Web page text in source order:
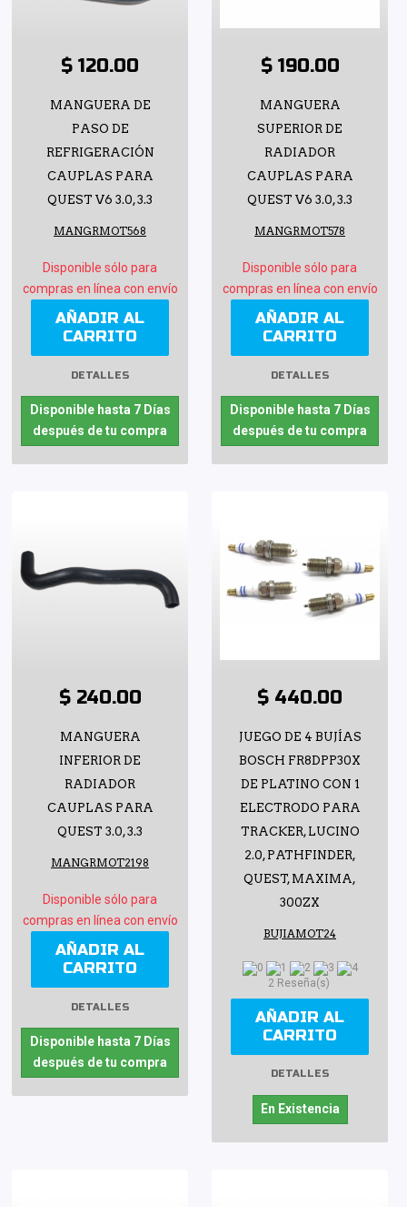
$ 120.00
MANGUERA DE
PASO DE
REFRIGERACIÓN
CAUPLAS PARA
QUEST V6 3.0, 3.3
MANGRMOT568
Disponible sólo para
compras en línea con envío
AÑADIR AL
CARRITO
DETALLES
Disponible hasta 7 Días
después de tu compra
$ 190.00
MANGUERA
SUPERIOR DE
RADIADOR
CAUPLAS PARA
QUEST V6 3.0, 3.3
MANGRMOT578
Disponible sólo para
compras en línea con envío
AÑADIR AL
CARRITO
DETALLES
Disponible hasta 7 Días
después de tu compra
$ 240.00
MANGUERA
INFERIOR DE
RADIADOR
CAUPLAS PARA
QUEST 3.0, 3.3
MANGRMOT2198
Disponible sólo para
compras en línea con envío
AÑADIR AL
CARRITO
DETALLES
Disponible hasta 7 Días
después de tu compra
$ 440.00
JUEGO DE 4 BUJÍAS
BOSCH FR8DPP30X
DE PLATINO CON 1
ELECTRODO PARA
TRACKER, LUCINO
2.0, PATHFINDER,
QUEST, MAXIMA,
300ZX
BUJIAMOT24
2 Reseña(s)
AÑADIR AL
CARRITO
DETALLES
En Existencia